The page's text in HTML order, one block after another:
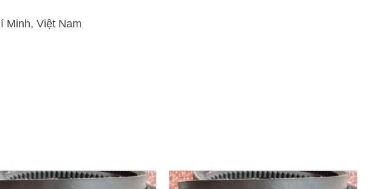
Minh, Việt Nam